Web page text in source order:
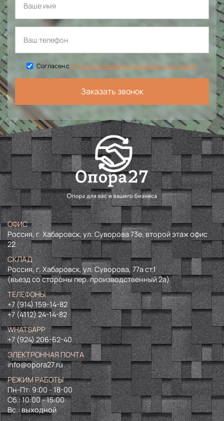
Согласен сПолитикой обработки персональных данных
Заказать звонок
ОФИС
Россия, г. Хабаровск, ул. Суворова 73е, второй этаж офис
22
СКЛАД
Россия, г. Хабаровск, ул. Суворова, 77а ст.1
(въезд со стороны пер. производственный 2а)
ТЕЛЕФОНЫ
+7 (914) 159-14-82
+7 (4112) 24-14-82
WHATSAPP
+7 (924) 206-62-40
ЭЛЕКТРОННАЯ ПОЧТА
info@opora27.ru
РЕЖИМ РАБОТЫ
Пн-Пт: 9:00 - 18-00
Сб.: 10:00 - 15:00
Вс.: выходной